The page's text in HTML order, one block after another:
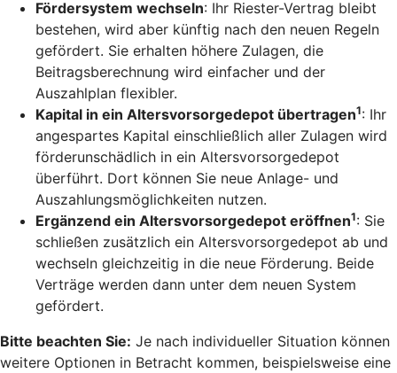
Fördersystem wechseln: Ihr Riester-Vertrag bleibt
bestehen, wird aber künftig nach den neuen Regeln
gefördert. Sie erhalten höhere Zulagen, die
Beitragsberechnung wird einfacher und der
Auszahlplan flexibler.
Kapital in ein Altersvorsorgedepot übertragen1: Ihr
angespartes Kapital einschließlich aller Zulagen wird
förderunschädlich in ein Altersvorsorgedepot
überführt. Dort können Sie neue Anlage- und
Auszahlungsmöglichkeiten nutzen.
Ergänzend ein Altersvorsorgedepot eröffnen1: Sie
schließen zusätzlich ein Altersvorsorgedepot ab und
wechseln gleichzeitig in die neue Förderung. Beide
Verträge werden dann unter dem neuen System
gefördert.
Bitte beachten Sie: Je nach individueller Situation können
weitere Optionen in Betracht kommen, beispielsweise eine